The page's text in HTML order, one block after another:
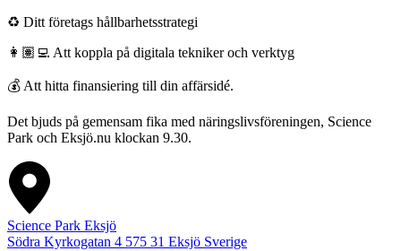
♻️ Ditt företags hållbarhetsstrategi
👩🏽‍💻 Att koppla på digitala tekniker och verktyg
💰 Att hitta finansiering till din affärsidé.
Det bjuds på gemensam fika med näringslivsföreningen, Science
Park och Eksjö.nu klockan 9.30.
Science Park Eksjö
Södra Kyrkogatan 4 575 31 Eksjö Sverige